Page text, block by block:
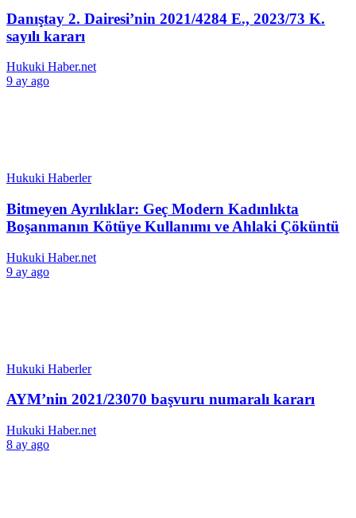
Danıştay 2. Dairesi’nin 2021/4284 E., 2023/73 K.
sayılı kararı
Hukuki Haber.net
9 ay ago
Hukuki Haberler
Bitmeyen Ayrılıklar: Geç Modern Kadınlıkta
Boşanmanın Kötüye Kullanımı ve Ahlaki Çöküntü
Hukuki Haber.net
9 ay ago
Hukuki Haberler
AYM’nin 2021/23070 başvuru numaralı kararı
Hukuki Haber.net
8 ay ago